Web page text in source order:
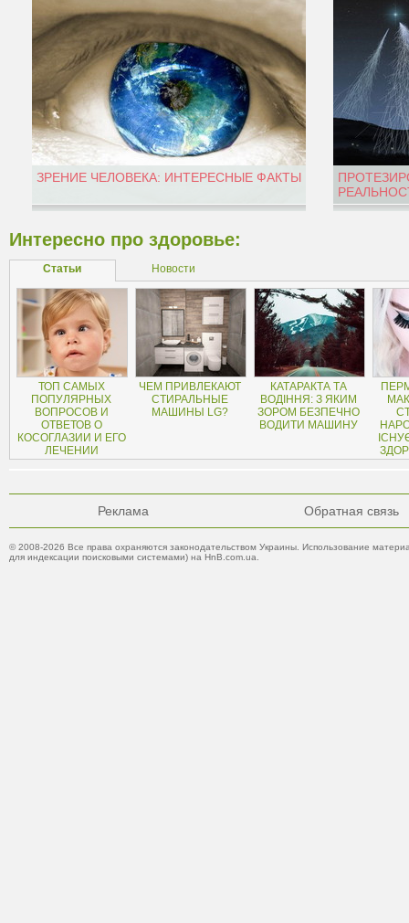
ЗРЕНИЕ ЧЕЛОВЕКА: ИНТЕРЕСНЫЕ ФАКТЫ
Интересно про здоровье:
Статьи Новости
ТОП САМЫХ
ПОПУЛЯРНЫХ
ВОПРОСОВ И
ОТВЕТОВ О
КОСОГЛАЗИИ И ЕГО
ЛЕЧЕНИИ
ЧЕМ ПРИВЛЕКАЮТ
СТИРАЛЬНЫЕ
МАШИНЫ LG?
КАТАРАКТА ТА
ВОДІННЯ: З ЯКИМ
ЗОРОМ БЕЗПЕЧНО
ВОДИТИ МАШИНУ
Реклама Обратная связь
© 2008-2026 Все права охраняются законодательством Украины. Использование
для индексации поисковыми системами) на HnB.com.ua.